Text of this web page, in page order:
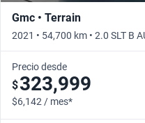
Gmc • Terrain
2021 • 54,700 km • 2.0 SLT B
Precio desde
$323,999
$6,142 / mes*